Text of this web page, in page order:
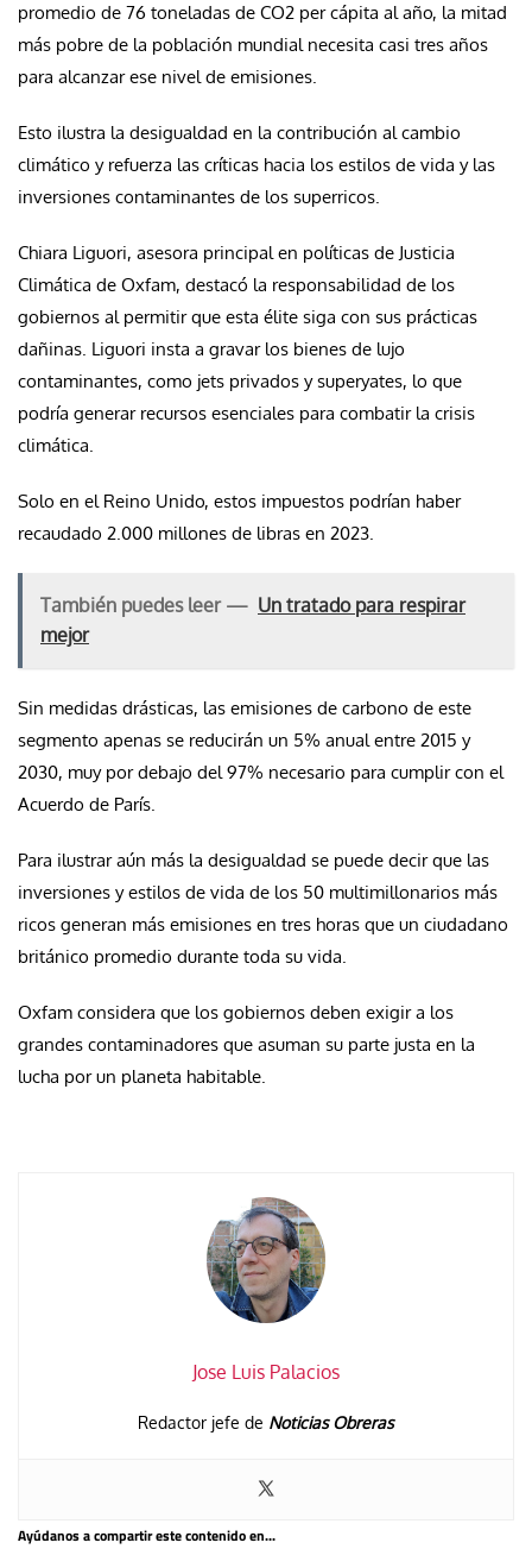
promedio de 76 toneladas de CO2 per cápita al año, la mitad
más pobre de la población mundial necesita casi tres años
para alcanzar ese nivel de emisiones.
Esto ilustra la desigualdad en la contribución al cambio
climático y refuerza las críticas hacia los estilos de vida y las
inversiones contaminantes de los superricos.
Chiara Liguori, asesora principal en políticas de Justicia
Climática de Oxfam, destacó la responsabilidad de los
gobiernos al permitir que esta élite siga con sus prácticas
dañinas. Liguori insta a gravar los bienes de lujo
contaminantes, como jets privados y superyates, lo que
podría generar recursos esenciales para combatir la crisis
climática.
Solo en el Reino Unido, estos impuestos podrían haber
recaudado 2.000 millones de libras en 2023.
También puedes leer — Un tratado para respirar
mejor
Sin medidas drásticas, las emisiones de carbono de este
segmento apenas se reducirán un 5% anual entre 2015 y
2030, muy por debajo del 97% necesario para cumplir con el
Acuerdo de París.
Para ilustrar aún más la desigualdad se puede decir que las
inversiones y estilos de vida de los 50 multimillonarios más
ricos generan más emisiones en tres horas que un ciudadano
británico promedio durante toda su vida.
Oxfam considera que los gobiernos deben exigir a los
grandes contaminadores que asuman su parte justa en la
lucha por un planeta habitable.
Jose Luis Palacios
Redactor jefe de Noticias Obreras
Ayúdanos a compartir este contenido en...